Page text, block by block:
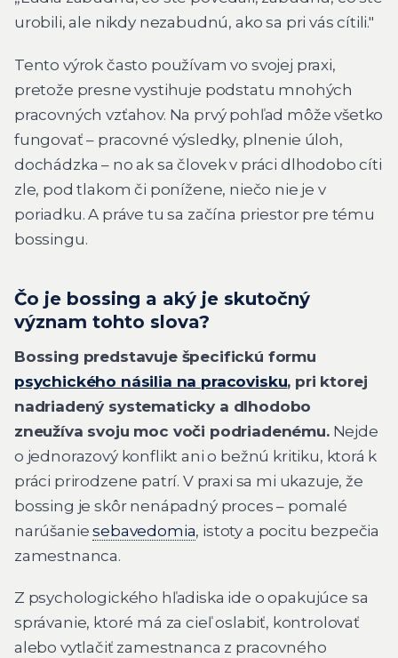
urobili, ale nikdy nezabudnú, ako sa pri vás cítili."
Tento výrok často používam vo svojej praxi,
pretože presne vystihuje podstatu mnohých
pracovných vzťahov. Na prvý pohľad môže všetko
fungovať – pracovné výsledky, plnenie úloh,
dochádzka – no ak sa človek v práci dlhodobo cíti
zle, pod tlakom či ponížene, niečo nie je v
poriadku. A práve tu sa začína priestor pre tému
bossingu.
Čo je bossing a aký je skutočný
význam tohto slova?
Bossing predstavuje špecifickú formu
psychického násilia na pracovisku, pri ktorej
nadriadený systematicky a dlhodobo
zneužíva svoju moc voči podriadenému.Nejde
o jednorazový konflikt ani o bežnú kritiku, ktorá k
práci prirodzene patrí. V praxi sa mi ukazuje, že
bossing je skôr nenápadný proces – pomalé
narúšaniesebavedomia, istoty a pocitu bezpečia
zamestnanca.
Z psychologického hľadiska ide o opakujúce sa
správanie, ktoré má za cieľ oslabiť, kontrolovať
alebo vytlačiť zamestnanca z pracovného